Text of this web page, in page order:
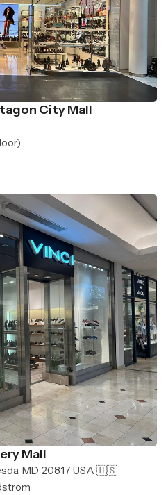
City Mall
Mall
MD 20817 USA 🇺🇸